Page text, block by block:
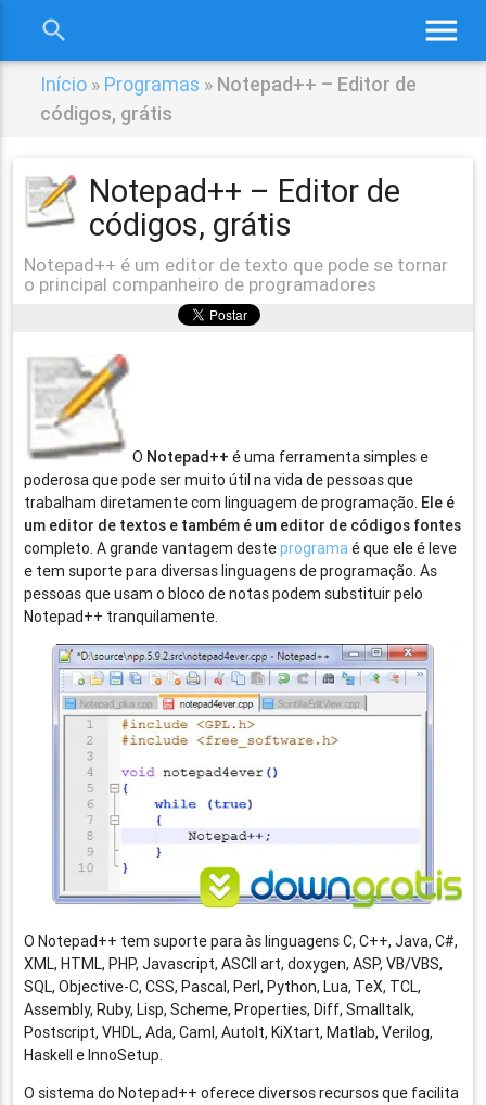
menu
search
Início » Programas » Notepad++ – Editor de
códigos, grátis
Notepad++ – Editor de
códigos, grátis
Notepad++ é um editor de texto que pode se tornar
o principal companheiro de programadores
O Notepad++ é uma ferramenta simples e
poderosa que pode ser muito útil na vida de pessoas que
trabalham diretamente com linguagem de programação. Ele é
um editor de textos e também é um editor de códigos fontes
completo. A grande vantagem desteprogramaé que ele é leve
e tem suporte para diversas linguagens de programação. As
pessoas que usam o bloco de notas podem substituir pelo
Notepad++ tranquilamente.
O Notepad++ tem suporte para às linguagens C, C++, Java, C#,
XML, HTML, PHP, Javascript, ASCII art, doxygen, ASP, VB/VBS,
SQL, Objective-C, CSS, Pascal, Perl, Python, Lua, TeX, TCL,
Assembly, Ruby, Lisp, Scheme, Properties, Diff, Smalltalk,
Postscript, VHDL, Ada, Caml, AutoIt, KiXtart, Matlab, Verilog,
Haskell e InnoSetup.
O sistema do Notepad++ oferece diversos recursos que facilita